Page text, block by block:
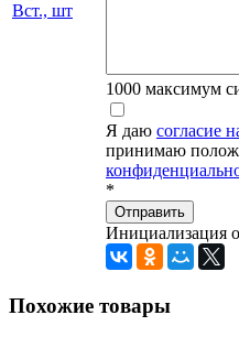
1000 максимум
Я даю согласие
принимаю
*
Отправить
Инициализация
Похожие товары